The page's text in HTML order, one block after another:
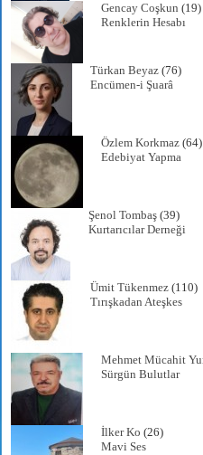
Gencay Coşkun (19)
Renklerin Hesabı
Türkan Beyaz (76)
Encümen-i Şuarâ
Özlem Korkmaz (64)
Edebiyat Yapma
Şenol Tombaş (39)
Kurtarıcılar Derneği
Ümit Tükenmez (110)
Tırışkadan Ateşkes
Mehmet Mücahit
Sürgün Bulutlar
İlker Ko (26)
Mavi Ses